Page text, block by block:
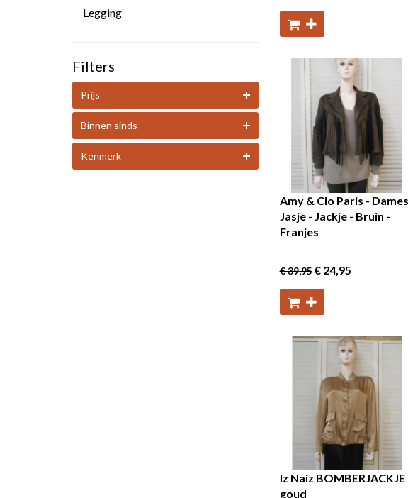
Legging
Filters
Prijs
Binnen sinds
Kenmerk
Amy & Clo Paris - Dames
Jasje - Jackje - Bruin -
Franjes
€ 39,95€ 24,95
Iz Naiz BOMBERJACKJE
goud